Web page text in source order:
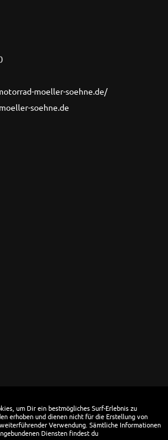
moeller-soehne.de/
soehne.de
um Dir ein bestmögliches Surf-Erlebnis zu
erhoben und dienen nicht für die Erstellung von
Verwendung. Sämtliche Informationen
Diensten findest du